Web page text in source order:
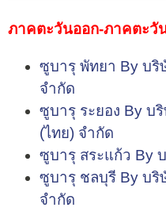
ภาคตะวันออก-ภาคตะวั
ซูบารุ พัทยา By บริ
จำกัด
ซูบารุ ระยอง By บริ
(ไทย) จำกัด
ซูบารุ สระแก้ว By
ซูบารุ ชลบุรี By บริ
จำกัด